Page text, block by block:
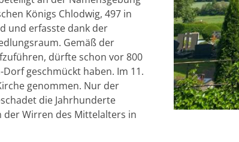
Königs Chlodwig, 497 in
und erfasste dank der
Gemäß der
dürfte schon vor 800
geschmückt haben. Im 11.
genommen. Nur der
die Jahrhunderte
der Wirren des Mittelalters in